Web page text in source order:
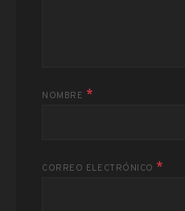
NOMBRE *
CORREO ELECTRÓNICO *